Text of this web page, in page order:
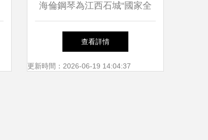
海倫鋼琴為江西石城“國家全
域旅游示范區”注入新動能
查看詳情
更新時間：2026-06-19 14:04:37